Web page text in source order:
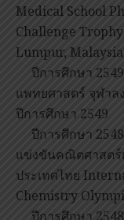
Medical School
Challenge
Lumpur,
ปีการศึกษา
แพทยศาสตร์ จุฬา
ปีการศึกษา 2549
ปีการศึกษา
แข่งขันคณิตศาสตร์
ประเทศไทย
Chemistry
ปีการศึกษา